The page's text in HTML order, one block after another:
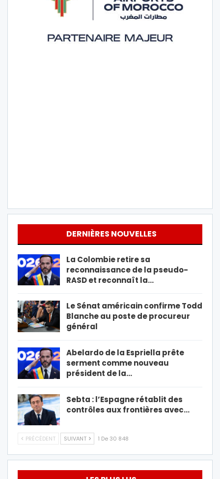
DERNIÈRES NOUVELLES
La Colombie retire sa
reconnaissance de la pseudo-
RASD et reconnaît la…
Le Sénat américain confirme Todd
Blanche au poste de procureur
général
Abelardo de la Espriella prête
serment comme nouveau
président de la…
Sebta : l’Espagne rétablit des
contrôles aux frontières avec…
PRÉCÉDENT SUIVANT 1 De 30 848